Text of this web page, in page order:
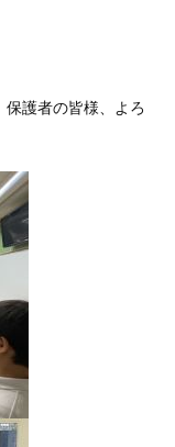
護者の皆様、よろ